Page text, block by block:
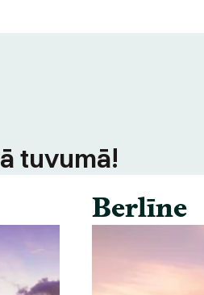
tuvumā!
Berlīne